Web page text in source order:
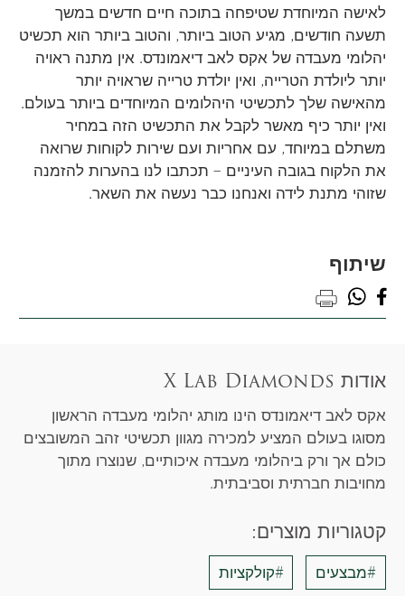
לאישה המיוחדת שטיפחה בתוכה חיים חדשים במשך
תשעה חודשים, מגיע הטוב ביותר, והטוב ביותר הוא תכשיט
יהלומי מעבדה של אקס לאב דיאמונדס. אין מתנה ראויה
יותר ליולדת הטרייה, ואין יולדת טרייה שראויה יותר
מהאישה שלך לתכשיטי היהלומים המיוחדים ביותר בעולם.
ואין יותר כיף מאשר לקבל את התכשיט הזה במחיר
משתלם במיוחד, עם אחריות ועם שירות לקוחות שרואה
את הלקוח בגובה העיניים – תכתבו לנו בהערות להזמנה
שזוהי מתנת לידה ואנחנו כבר נעשה את השאר.
שיתוף
facebook
whatsapp
print
אודות X Lab Diamonds
אקס לאב דיאמונדס הינו מותג יהלומי מעבדה הראשון
מסוגו בעולם המציע למכירה מגוון תכשיטי זהב המשובצים
כולם אך ורק ביהלומי מעבדה איכותיים, שנוצרו מתוך
מחויבות חברתית וסביבתית.
קטגוריות מוצרים:
#מבצעים #קולקציות